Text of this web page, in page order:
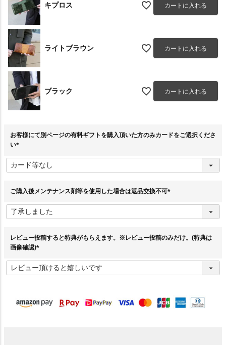
キプロス カートに入れる
ライトブラウン カートに入れる
ブラック カートに入れる
お客様にて別ページの有料ギフトを購入頂いた方のみカードをご選択くださ
い
必
須
ご購入後メンテナンス剤等を使用した場合は返品交換不可
須
レビュー投稿すると特典がもらえます。※レビュー投稿のみだけ。(特典は
画像確認)
必
須